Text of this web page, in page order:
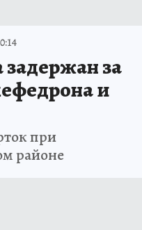
за
и
при
районе